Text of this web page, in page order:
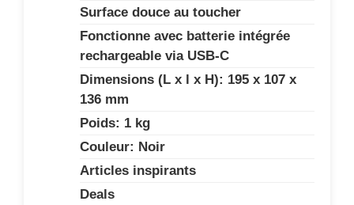
Surface douce au toucher
Fonctionne avec batterie intégrée
rechargeable via USB-C
Dimensions (L x l x H): 195 x 107 x
136 mm
Poids: 1 kg
Couleur: Noir
Articles inspirants
Deals